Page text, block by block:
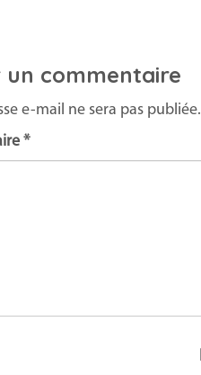
un commentaire
e-mail ne sera pas publiée.
*